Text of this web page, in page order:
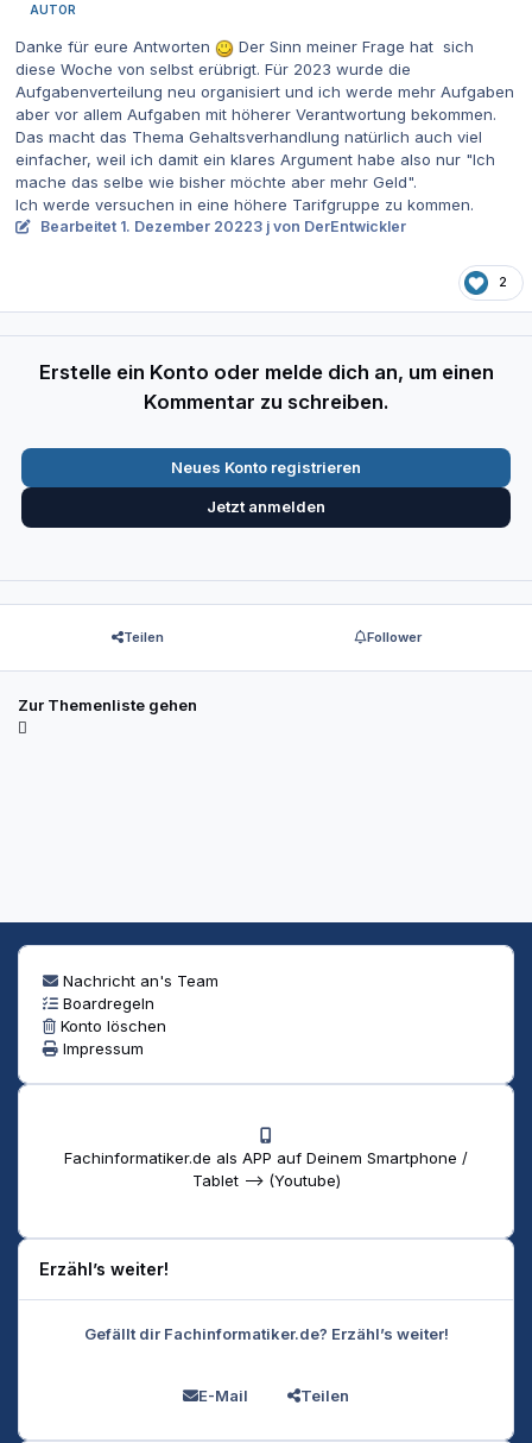
AUTOR
Danke für eure Antworten
Der Sinn meiner Frage hat sich
diese Woche von selbst erübrigt. Für 2023 wurde die
Aufgabenverteilung neu organisiert und ich werde mehr Aufgaben
aber vor allem Aufgaben mit höherer Verantwortung bekommen.
Das macht das Thema Gehaltsverhandlung natürlich auch viel
einfacher, weil ich damit ein klares Argument habe also nur "Ich
mache das selbe wie bisher möchte aber mehr Geld".
Ich werde versuchen in eine höhere Tarifgruppe zu kommen.
Bearbeitet 1. Dezember 20223 j von DerEntwickler
2
Erstelle ein Konto oder melde dich an, um einen
Kommentar zu schreiben.
Neues Konto registrieren
Jetzt anmelden
Teilen Follower
Zur Themenliste gehen
Nachricht an's Team
Boardregeln
Konto löschen
Impressum
Fachinformatiker.de als APP auf Deinem Smartphone /
Tablet --> (Youtube)
Erzähl’s weiter!
Gefällt dir Fachinformatiker.de? Erzähl’s weiter!
E-Mail Teilen